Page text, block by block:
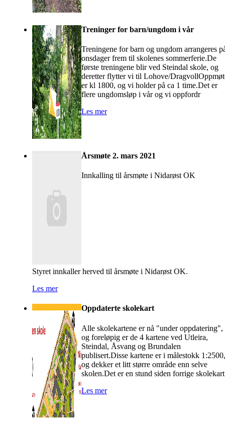
Treninger for barn/ungdom i vår
Treningene for barn og ungdom arrangeres
onsdager frem til skolenes sommerferie.De
første treningene blir ved Steindal skole, og
deretter flytter vi til Lohove/
er kl 1800, og vi holder på ca 1 time.Det er
flere ungdomsløp i vår og vi oppfordr
Les mer
Årsmøte 2. mars 2021
Innkalling til årsmøte i Nidarøst OK
Styret innkaller herved til årsmøte i Nidarøst OK.
Les mer
Oppdaterte skolekart
Alle skolekartene er nå "under oppdatering",
og foreløpig er de 4 kartene ved Utleira,
Steindal, Åsvang og Brundalen
publisert.Disse kartene er i målestokk 1:2500,
og dekker et litt større område enn selve
skolen.Det er en stund siden forrige skolekart
Les mer